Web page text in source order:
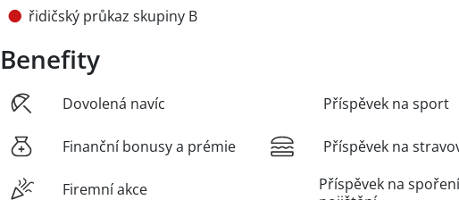
řidičský průkaz skupiny B
Benefity
Dovolená navíc
Finanční bonusy a prémie
Firemní akce
Příspěvek na sport
Příspěvek na
Příspěvek na